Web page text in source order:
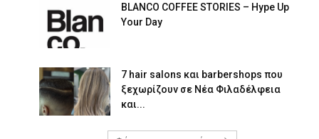
BLANCO COFFEE STORIES – Hype Up
Your Day
7 hair salons και barbershops που
ξεχωρίζουν σε Νέα Φιλαδέλφεια
και...